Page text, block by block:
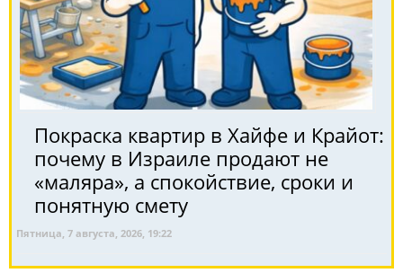
Покраска квартир в Хайфе и Крайот:
почему в Израиле продают не
«маляра», а спокойствие, сроки и
понятную смету
Пятница, 7 августа, 2026, 19:22